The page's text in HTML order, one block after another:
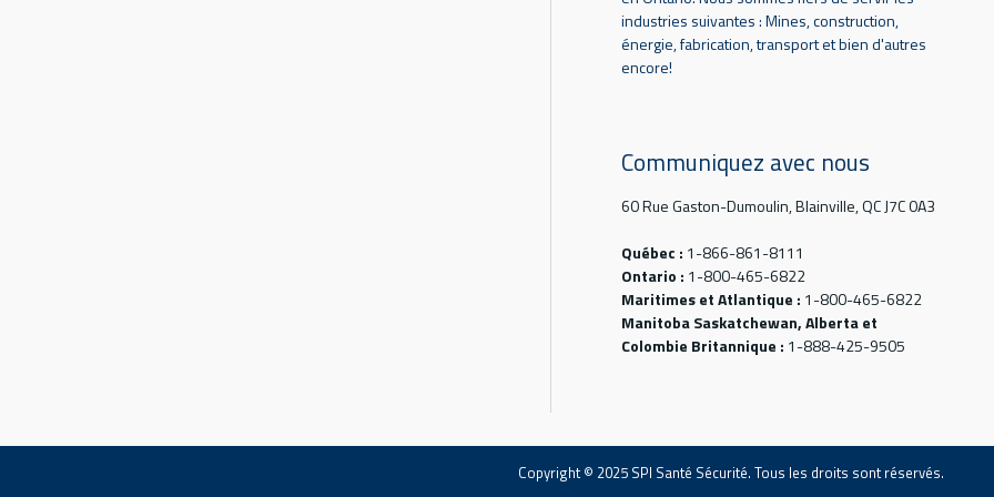
industries suivantes : Mines, construction,
énergie, fabrication, transport et bien d'autres
encore!
Communiquez avec nous
60 Rue Gaston-Dumoulin, Blainville, QC J7C 0A3
Québec : 1-866-861-8111
Ontario : 1-800-465-6822
Maritimes et Atlantique : 1-800-465-6822
Manitoba Saskatchewan, Alberta et
Colombie Britannique : 1-888-425-9505
Copyright © 2025 SPI Santé Sécurité. Tous les droits sont réservés.